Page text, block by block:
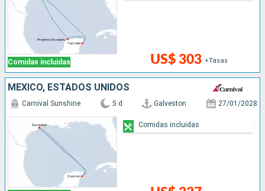
Comidas incluidas US$ 303 +Tasas
MÉXICO, ESTADOS UNIDOS
Carnival Sunshine 5 d Galveston 27/01/2028
Comidas incluidas